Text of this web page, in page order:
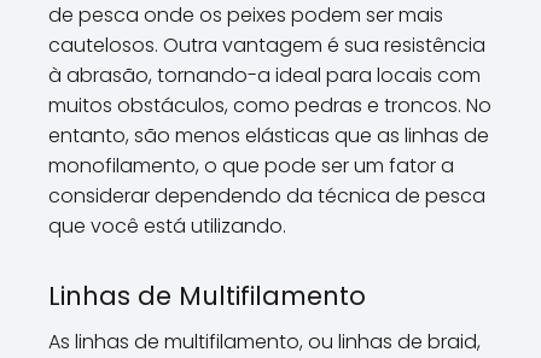
de pesca onde os peixes podem ser mais
cautelosos. Outra vantagem é sua resistência
à abrasão, tornando-a ideal para locais com
muitos obstáculos, como pedras e troncos. No
entanto, são menos elásticas que as linhas de
monofilamento, o que pode ser um fator a
considerar dependendo da técnica de pesca
que você está utilizando.
Linhas de Multifilamento
As linhas de multifilamento, ou linhas de braid,